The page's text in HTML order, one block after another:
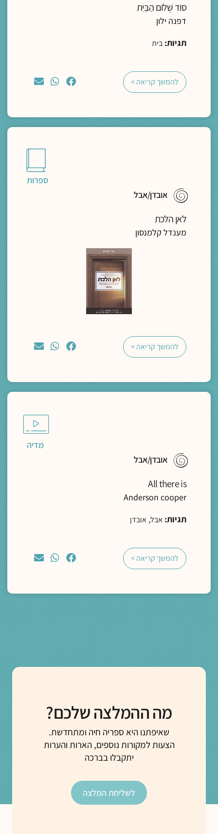
סוֹד שְׁלוֹם הַבַּיִת
דפנה ילון
תגיות: בית
להמשך קריאה >
ספרות
אובדן/אבל
לאן הלכת
מענדל קלמנסון
להמשך קריאה >
מדיה
אובדן/אבל
All there is
Anderson cooper
תגיות: אבל, אובדן
להמשך קריאה >
מה ההמלצה שלכם?
שאיפתנו היא ספריה חיה ומתחדשת.
הצעות למקורות נוספים, הארות והערות
יתקבלו בברכה
לשליחת המלצה